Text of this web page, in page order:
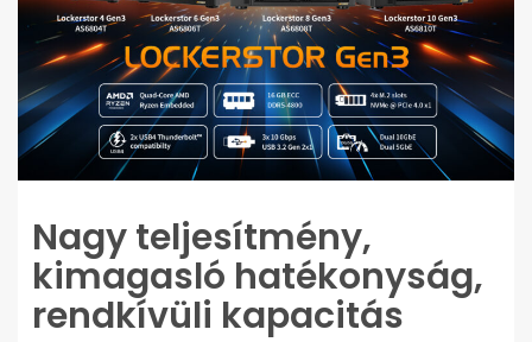
Nagy teljesítmény,
kimagasló hatékonyság,
rendkívüli kapacitás